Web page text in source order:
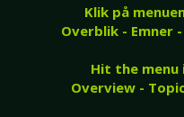
Klik på
Overblik - Emner
Hit the
Overview -